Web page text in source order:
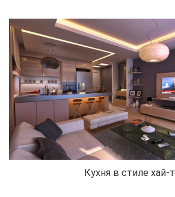
Кухня в стиле хай-